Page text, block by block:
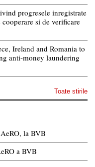
progresele inregistrate
si de verificare
Ireland and Romania to
anti-money laundering
Toate stirile
la BVB
a BVB